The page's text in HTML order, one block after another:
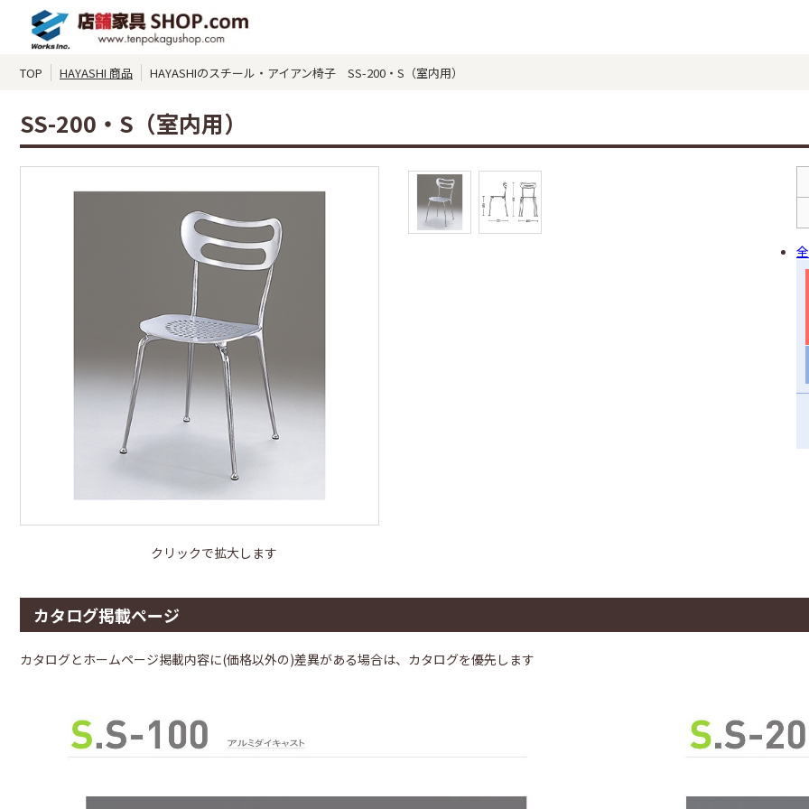
TOP HAYASHI 商品 HAYASHIのスチール・アイアン椅子 SS-200・S（室内用）
SS-200・S（室内用）
クリックで拡大します
カタログ掲載ページ
カタログとホームページ掲載内容に(価格以外の)差異がある場合は、カタログを優先します